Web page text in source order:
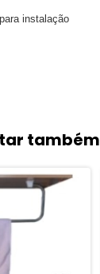
instalação
também